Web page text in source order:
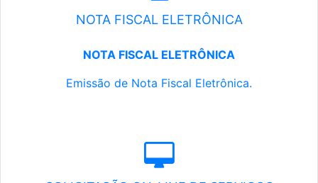
NOTA FISCAL ELETRÔNICA
NOTA FISCAL ELETRÔNICA
Emissão de Nota Fiscal Eletrônica.